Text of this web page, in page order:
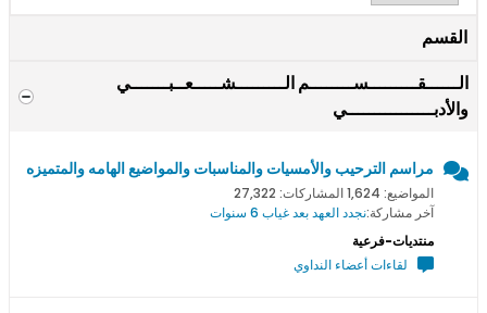
القسم
الــــــقـــــــــســــــــم الـــــــــشـــــعــبـــــــي
والأدبــــــــــــــــي
مراسم الترحيب والأمسيات والمناسبات والمواضيع الهامه والمتميزه
المواضيع: 1,624 المشاركات: 27,322
آخر مشاركة:نجدد العهد بعد غياب 6 سنوات
منتديات-فرعية
لقاءات أعضاء النداوي